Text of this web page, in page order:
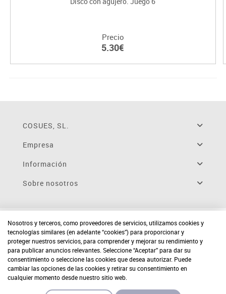
Precio
5.30€
COSUES, SL.
Empresa
Información
Sobre nosotros
Nosotros y terceros, como proveedores de servicios, utilizamos cookies y
tecnologías similares (en adelante “cookies”) para proporcionar y
proteger nuestros servicios, para comprender y mejorar su rendimiento y
para publicar anuncios relevantes. Seleccione “Aceptar” para dar su
consentimiento o seleccione las cookies que desea autorizar. Puede
cambiar las opciones de las cookies y retirar su consentimiento en
cualquier momento desde nuestro sitio web.